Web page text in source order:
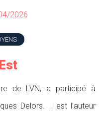
2026
de LVN, a participé à
Delors. Il est l’auteur